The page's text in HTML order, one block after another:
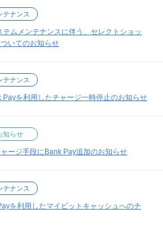
テナンス
テムメンテナンスに伴う、セレクトショッ
いてのお知らせ
テナンス
Payを利用したチャージ一時停止のお知らせ
知らせ
ージ手段にBank Pay追加のお知らせ
テナンス
を利用したマイビットキャッシュへのチ